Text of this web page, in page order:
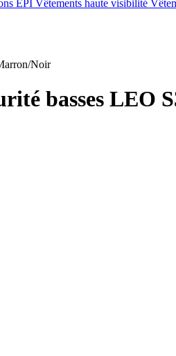
EPI Vêtements haute visibilité
Noir
basses LEO